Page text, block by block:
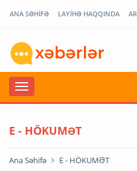
ANA SƏHİFƏ LAYİHƏ HAQQINDA
E - HÖKUMƏT
Ana Səhifə E - HÖKUMƏT